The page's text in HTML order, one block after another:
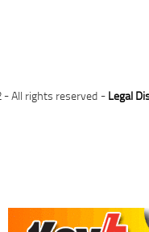
- All rights reserved - Legal